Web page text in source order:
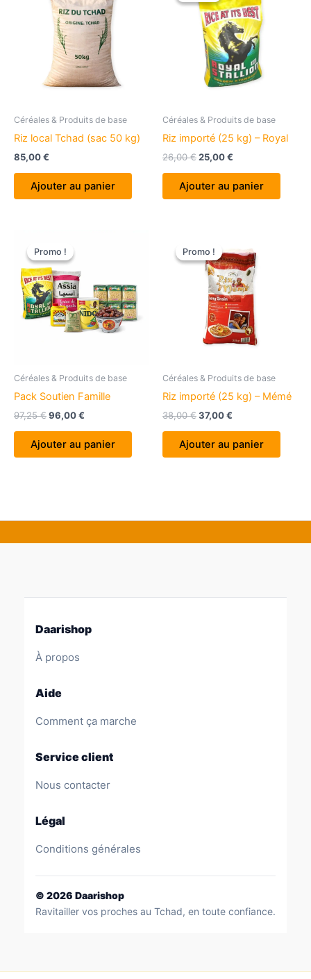
Céréales & Produits de base
Riz local Tchad (sac 50 kg)
85,00€
Ajouter au panier
Céréales & Produits de base
Riz importé (25 kg) – Royal
26,00€Le
initial
était :
25,00€
actuel
est :
Ajouter au panier
Promo !
Promo !
Céréales & Produits de base
Pack Soutien Famille
97,25€Le
était :
96,00€
actuel
est :
Ajouter au panier
Promo !
Promo !
Céréales & Produits de base
Riz importé (25 kg) – Mémé
38,00€Le
était :
37,00€
actuel
est :
Ajouter au panier
Daarishop
À propos
Aide
Comment ça marche
Service client
Nous contacter
Légal
Conditions générales
© 2026 Daarishop
Ravitailler vos proches au Tchad, en toute confiance.